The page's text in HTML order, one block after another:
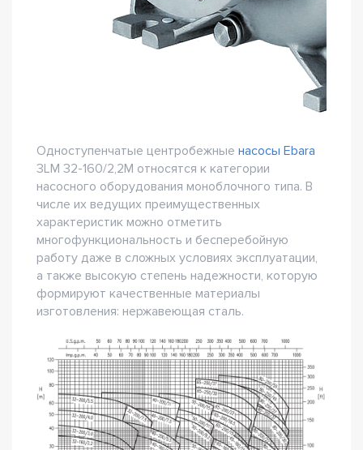
Одноступенчатые центробежные насосы Ebara
3LM 32-160/2,2M относятся к категории
насосного оборудования моноблочного типа. В
числе их ведущих преимущественных
характеристик можно отметить
многофункциональность и бесперебойную
работу даже в сложных условиях эксплуатации,
а также высокую степень надежности, которую
формируют качественные материалы
изготовления: нержавеющая сталь.